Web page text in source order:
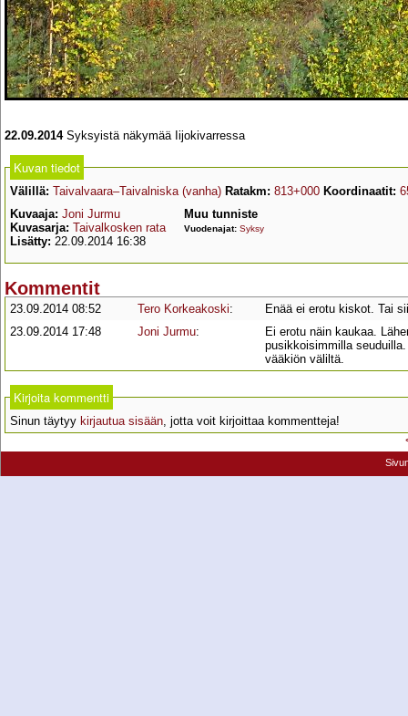
22.09.2014Syksyistä näkymää Iijokivarressa
Kuvan tiedot
Välillä: Taivalvaara–Taivalniska (vanha) Ratakm: 813+000 Koordinaatit:
Kuvaaja: Joni Jurmu
Kuvasarja: Taivalkosken rata
Lisätty: 22.09.2014 16:38
Muu tunniste
Vuodenajat: Syksy
Kommentit
23.09.2014 08:52 Tero Korkeakoski:
Enää ei erotu kiskot. Tai
23.09.2014 17:48
Joni Jurmu:
Ei erotu näin kaukaa.
pusikkoisimmilla
vääkiön väliltä.
Kirjoita kommentti
Sinun täytyy kirjautua sisään, jotta voit kirjoittaa kommentteja!